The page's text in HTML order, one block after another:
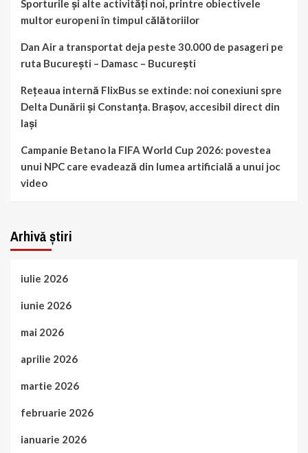
Sporturile și alte activități noi, printre obiectivele
multor europeni în timpul călătoriilor
Dan Air a transportat deja peste 30.000 de pasageri pe
ruta București – Damasc – București
Rețeaua internă FlixBus se extinde: noi conexiuni spre
Delta Dunării și Constanța. Brașov, accesibil direct din
Iași
Campanie Betano la FIFA World Cup 2026: povestea
unui NPC care evadează din lumea artificială a unui joc
video
Arhivă știri
iulie 2026
iunie 2026
mai 2026
aprilie 2026
martie 2026
februarie 2026
ianuarie 2026